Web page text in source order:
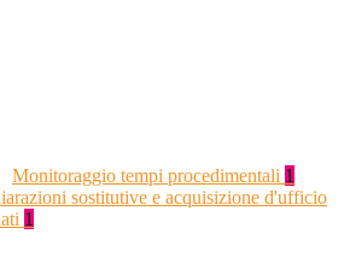
Monitoraggio tempi procedimentali 1
sostitutive e acquisizione d'ufficio
1